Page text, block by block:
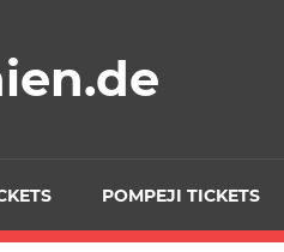
POMPEJI TICKETS